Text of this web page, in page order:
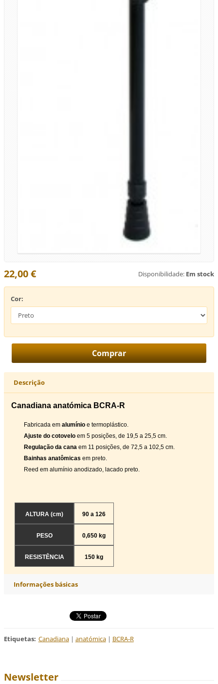
Disponibilidade: Em stock
22,00 €
Cor:
Descrição
Canadiana anatómica BCRA-R
Fabricada emalumínio e termoplástico.
Ajuste do cotovelo em 5 posições, de 19,5 a 25,5 cm.
Regulação da cana em 11 posições, de 72,5 a 102,5 cm.
Bainhas anatômicas em preto.
Reed em alumínio anodizado, lacado preto.
ALTURA (cm) 90 a 126
PESO 0,650 kg
RESISTÊNCIA 150 kg
Informações básicas
Etiquetas: Canadiana | anatómica | BCRA-R
Newsletter